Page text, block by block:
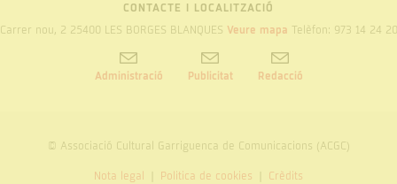
CONTACTE I LOCALITZACIÓ
Carrer nou, 2 25400 LES BORGES BLANQUES Veure mapa Telèfon: 973 14 24 20
Administració Publicitat Redacció
© Associació Cultural Garriguenca de Comunicacions (ACGC)
Nota legal Politica de cookies Crèdits